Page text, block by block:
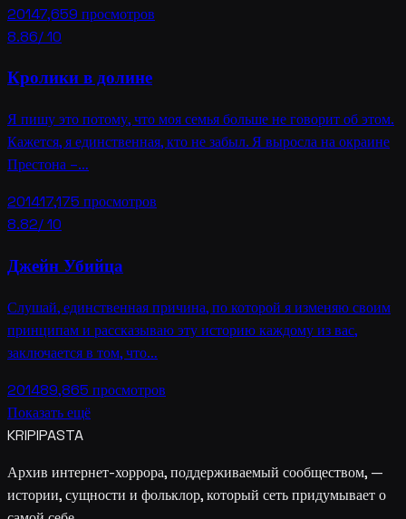
20147,659 просмотров
8.86/ 10
Кролики в долине
Я пишу это потому, что моя семья больше не говорит об этом.
Кажется, я единственная, кто не забыл. Я выросла на окраине
Престона –…
201417,175 просмотров
8.82/ 10
Джейн Убийца
Слушай, единственная причина, по которой я изменяю своим
принципам и рассказываю эту историю каждому из вас,
заключается в том, что…
201489,865 просмотров
Показать ещё
KRIPIPASTA
Архив интернет-хоррора, поддерживаемый сообществом, —
истории, сущности и фольклор, который сеть придумывает о